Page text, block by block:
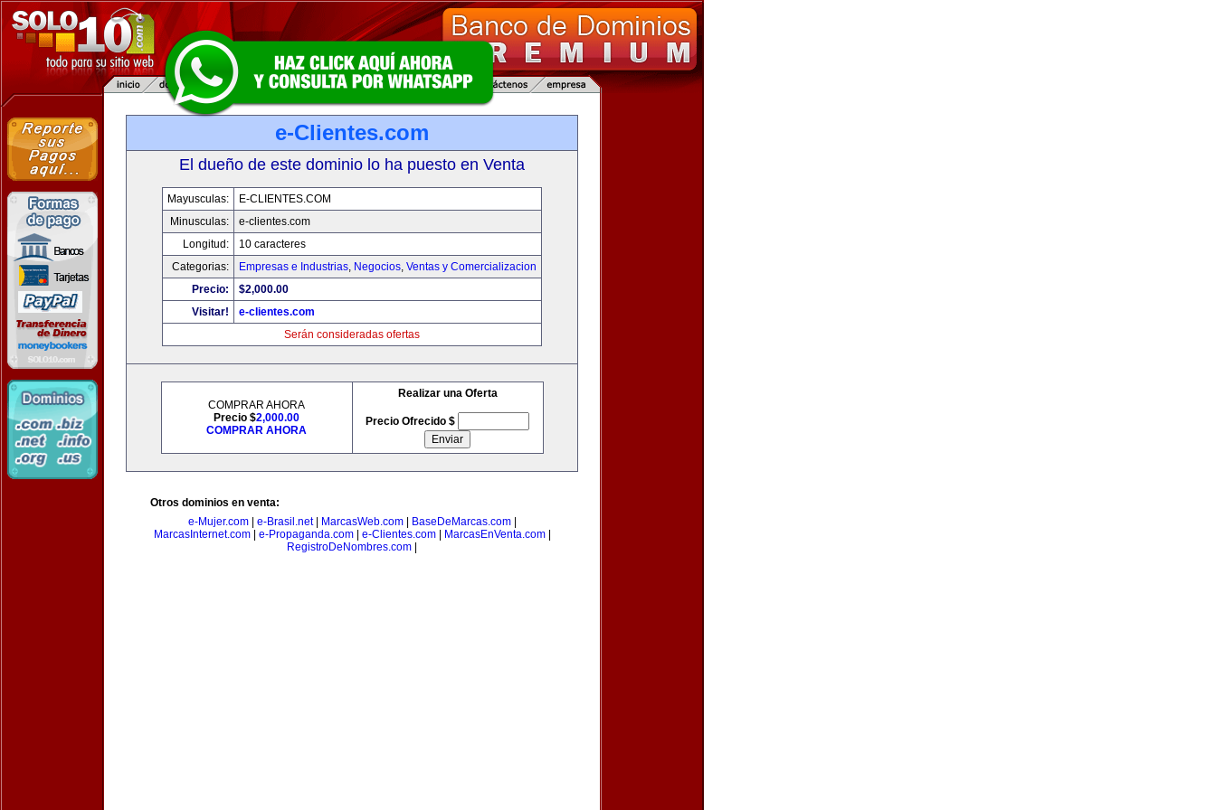
e-Clientes.com
El dueño de este dominio lo ha puesto en Venta
Mayusculas:
E-CLIENTES.COM
Minusculas:
e-clientes.com
Longitud:
10 caracteres
Categorias:
Empresas e Industrias, Negocios, Ventas y Comercializacion
Precio:
$2,000.00
Visitar!
e-clientes.com
Serán consideradas ofertas
COMPRAR AHORA
Precio $2,000.00
COMPRAR AHORA
Realizar una Oferta
Precio Ofrecido $
Otros dominios en venta:
e-Mujer.com| e-Brasil.net| MarcasWeb.com| BaseDeMarcas.com|
MarcasInternet.com| e-Propaganda.com| e-Clientes.com| MarcasEnVenta.com|
RegistroDeNombres.com